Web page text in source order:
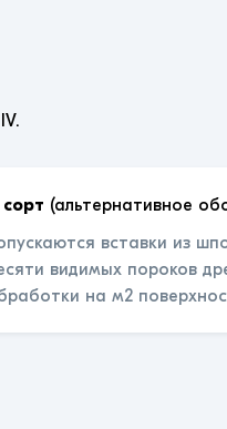
сорт (альтернативное
вставки из
видимых пороков
на м2